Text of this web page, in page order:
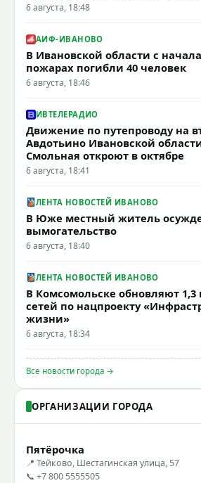
6 августа, 18:48
АИФ-ИВАНОВО
В Ивановской области с
пожарах погибли 40 человек
6 августа, 18:46
ИВТЕЛЕРАДИО
Движение по путепроводу на
Авдотьино Ивановской
Смольная откроют в октябре
6 августа, 18:41
ЛЕНТА НОВОСТЕЙ ИВАНОВО
В Юже местный житель
вымогательство
6 августа, 18:40
ЛЕНТА НОВОСТЕЙ ИВАНОВО
В Комсомольске обновляют
сетей по нацпроекту
жизни»
6 августа, 18:34
Все новости города →
ОРГАНИЗАЦИИ ГОРОДА
Пятёрочка
📍 Тейково, Шестагинская улица, 57
📞 +7 800 5555505